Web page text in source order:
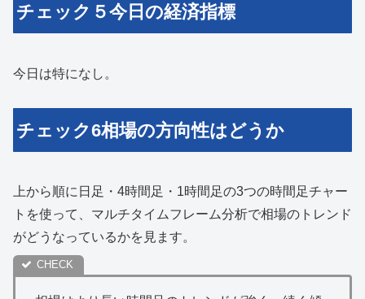
チェック５今日の経済指標
今日は特になし。
チェック6相場の方向性はどうか
上から順に日足・4時間足・1時間足の3つの時間足チャー
トを使って、マルチタイムフレーム分析で相場のトレンド
がどうなっているかを見ます。